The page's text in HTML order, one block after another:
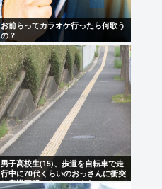
お前らってカラオケ行ったら何歌う
の？
男子高校生(15)、歩道を自転車で走
行中に70代くらいのおっさんに衝突
し意識不明にさせてしまう